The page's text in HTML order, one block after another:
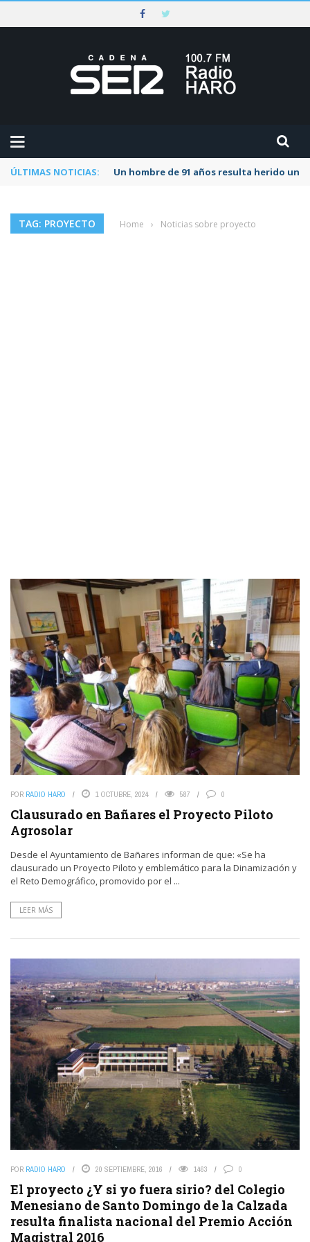
ÚLTIMAS NOTICIAS: Un hombre de 91 años resulta herido
TAG: PROYECTO Home › Noticias sobre proyecto
POR RADIO HARO 1 OCTUBRE, 2024 587 0
Clausurado en Bañares el Proyecto Piloto
Agrosolar
Desde el Ayuntamiento de Bañares informan de que: «Se ha
clausurado un Proyecto Piloto y emblemático para la Dinamización y
el Reto Demográfico, promovido por el ...
LEER MÁS
POR RADIO HARO 20 SEPTIEMBRE, 2016 1463 0
El proyecto ¿Y si yo fuera sirio? del Colegio
Menesiano de Santo Domingo de la Calzada
resulta finalista nacional del Premio Acción
Magistral 2016